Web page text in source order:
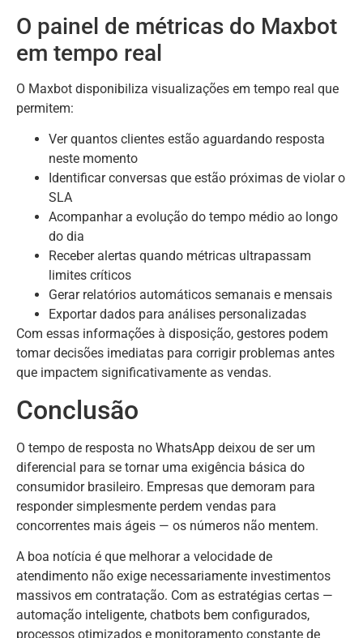
O painel de métricas do Maxbot
em tempo real
O Maxbot disponibiliza visualizações em tempo real que
permitem:
Ver quantos clientes estão aguardando resposta
neste momento
Identificar conversas que estão próximas de violar o
SLA
Acompanhar a evolução do tempo médio ao longo
do dia
Receber alertas quando métricas ultrapassam
limites críticos
Gerar relatórios automáticos semanais e mensais
Exportar dados para análises personalizadas
Com essas informações à disposição, gestores podem
tomar decisões imediatas para corrigir problemas antes
que impactem significativamente as vendas.
Conclusão
O tempo de resposta no WhatsApp deixou de ser um
diferencial para se tornar uma exigência básica do
consumidor brasileiro. Empresas que demoram para
responder simplesmente perdem vendas para
concorrentes mais ágeis — os números não mentem.
A boa notícia é que melhorar a velocidade de
atendimento não exige necessariamente investimentos
massivos em contratação. Com as estratégias certas —
automação inteligente, chatbots bem configurados,
processos otimizados e monitoramento constante de